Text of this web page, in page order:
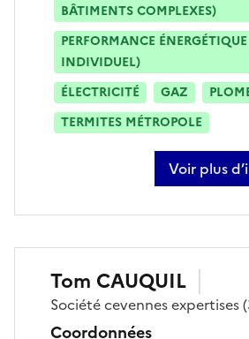
BÂTIMENTS COMPLEXES)
PERFORMANCE
INDIVIDUEL)
ÉLECTRICITÉ
GAZ
TERMITES MÉTROPOLE
Voir plus
sur théo
Tom CAUQUIL
Sociétécevennes expertises
Coordonnées